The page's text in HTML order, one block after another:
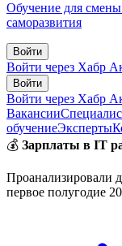
Обучение для смены
саморазвития
Войти
Войти через Хабр
Войти
Войти через Хабр
Вакансии
обучениеЭксперты
💰 Зарплаты в IT
Проанализировали
первое полугодие